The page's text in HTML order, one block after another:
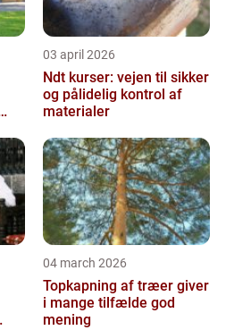
03 april 2026
Ndt kurser: vejen til sikker
og pålidelig kontrol af
materialer
04 march 2026
Topkapning af træer giver
i mange tilfælde god
mening